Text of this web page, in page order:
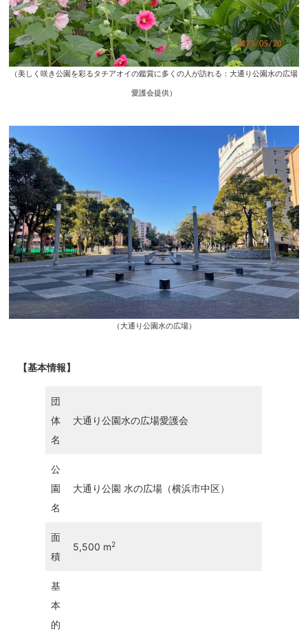
（美しく咲き公園を彩るタチアオイの鑑賞に多くの人が訪れる：大通り公園水の広場
愛護会提供）
（大通り公園水の広場）
【基本情報】
団
体
名
大通り公園水の広場愛護会
公
園
名
大通り公園 水の広場（横浜市中区）
面
積
5,500 m2
基
本
的